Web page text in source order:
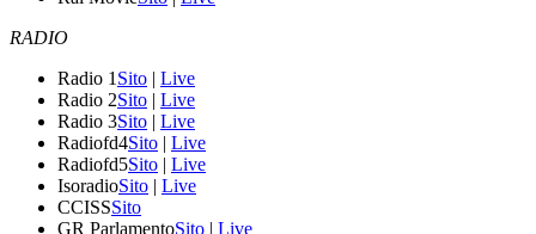
RADIO
Radio 1 Sito | Live
Radio 2Sito | Live
Radio 3Sito | Live
Radiofd4Sito | Live
Radiofd5Sito | Live
IsoradioSito | Live
CCISSSito
GR ParlamentoSito | Live